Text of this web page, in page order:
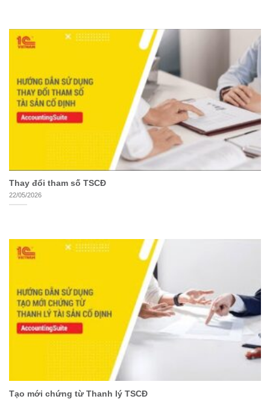
Thay đổi tham số TSCĐ
22/05/2026
Tạo mới chứng từ Thanh lý TSCĐ